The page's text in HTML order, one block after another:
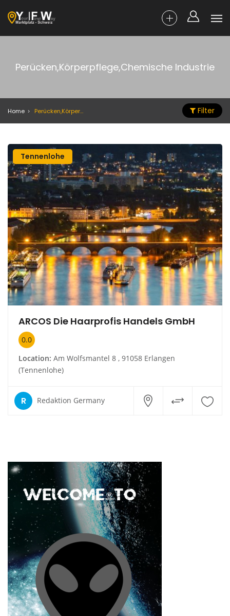
Perücken,Körperpflege,Chemische Industrie
Home Perücken,Körperpflege,Chemische Industrie Filter
Tennenlohe
ARCOS Die Haarprofis Handels GmbH
0.0
Location: Am Wolfsmantel 8 , 91058 Erlangen
(Tennenlohe)
R Redaktion Germany